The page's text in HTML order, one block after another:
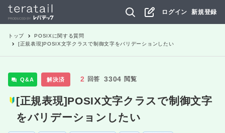
ログイン 新規登録
トップ POSIX に関する質問
[正規表現]POSIX文字クラスで制御文字をバリデーションしたい
Q&A 解決済 2 回答 3304 閲覧
[正規表現]POSIX文字クラスで制御文字
をバリデーションしたい